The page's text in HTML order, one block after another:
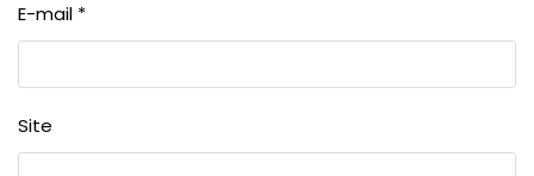
E-mail *
Site